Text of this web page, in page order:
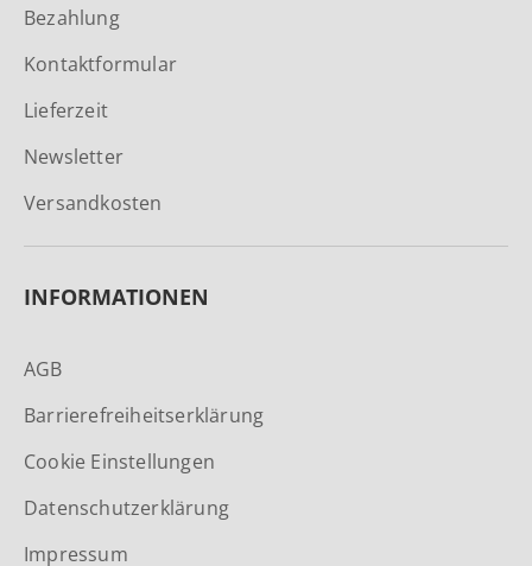
Bezahlung
Kontaktformular
Lieferzeit
Newsletter
Versandkosten
INFORMATIONEN
AGB
Barrierefreiheitserklärung
Cookie Einstellungen
Datenschutzerklärung
Impressum